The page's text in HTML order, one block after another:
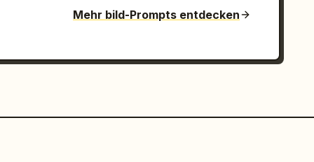
Mehr bild-Prompts entdecken